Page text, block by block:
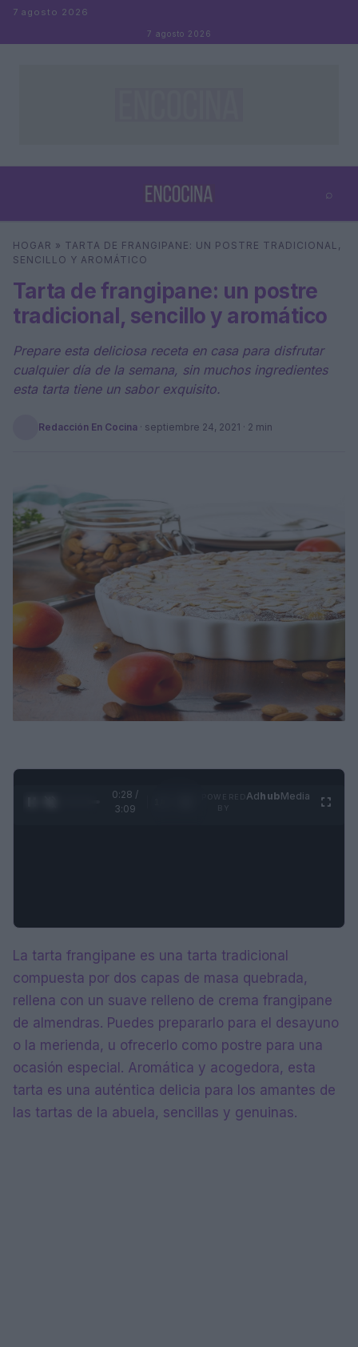
Saltar al contenido
7 agosto 2026
7 agosto 2026
⌕
Buscar ⌕ ×
HOGAR » TARTA DE FRANGIPANE: UN POSTRE TRADICIONAL,
SENCILLO Y AROMÁTICO
Tarta de frangipane: un postre
tradicional, sencillo y aromático
Prepare esta deliciosa receta en casa para disfrutar
cualquier día de la semana, sin muchos ingredientes
esta tarta tiene un sabor exquisito.
Redacción En Cocina · septiembre 24, 2021 · 2 min
0:28 /
3:09
AdhubMedia
La tarta frangipane es una tarta tradicional
compuesta por dos capas de masa quebrada,
rellena con un suave relleno de crema frangipane
de almendras. Puedes prepararlo para el desayuno
o la merienda, u ofrecerlo como postre para una
ocasión especial. Aromática y acogedora, esta
tarta es una auténtica delicia para los amantes de
las tartas de la abuela, sencillas y genuinas.